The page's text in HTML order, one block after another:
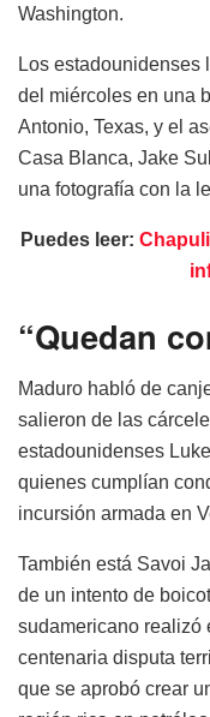
Washington.
Los estadounidenses
del miércoles en una
Antonio, Texas, y el
Casa Blanca, Jake
una fotografía con la
Puedes leer:
“Quedan
Maduro habló de
salieron de las
estadounidenses
quienes cumplían
incursión armada en
También está Savoi
de un intento de
sudamericano realizó
centenaria disputa
que se aprobó crear